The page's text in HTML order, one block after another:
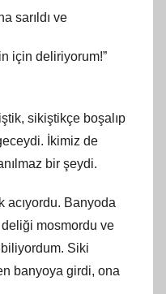
sarıldı ve
için deliriyorum!”
sikiştikçe boşalıp
İkimiz de
bir şeydi.
acıyordu. Banyoda
deliği mosmordu ve
Siki
banyoya girdi, ona